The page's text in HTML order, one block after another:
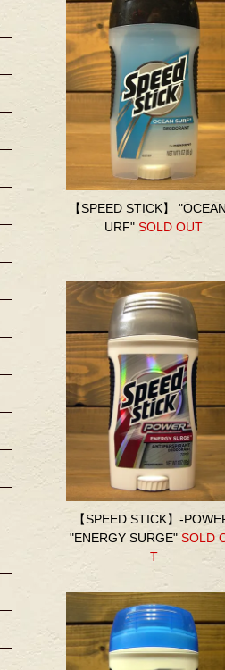
【SPEED STICK】
URF" SOLD OUT
【SPEED STICK】-
"ENERGY SURGE" SOLD
T